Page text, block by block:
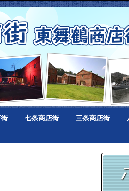
七条商店街 三条商店街